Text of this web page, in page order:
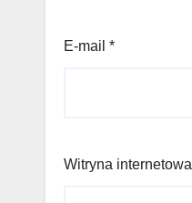
E-mail *
Witryna internetowa